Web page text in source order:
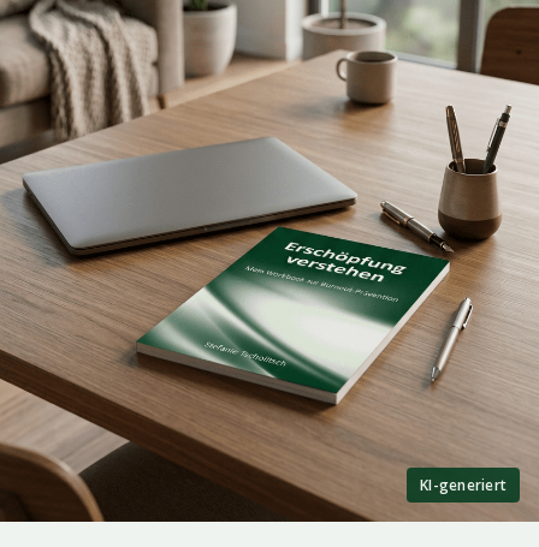
KI-generiert